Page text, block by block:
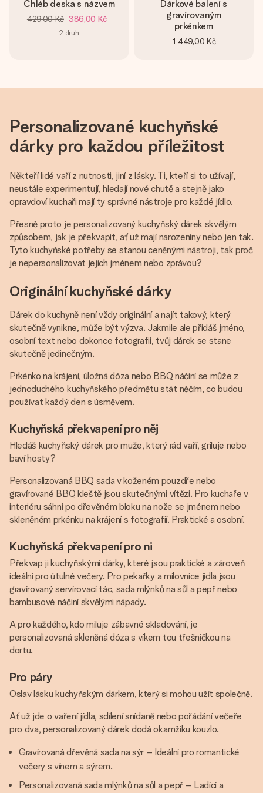
Chléb deska s názvem
429,00 Kč 386,00 Kč
2 druh
Dárkové balení s
gravírovaným
prkénkem
1 449,00 Kč
Personalizované kuchyňské
dárky pro každou příležitost
Někteří lidé vaří z nutnosti, jiní z lásky. Ti, kteří si to užívají,
neustále experimentují, hledají nové chutě a stejně jako
opravdoví kuchaři mají ty správné nástroje pro každé jídlo.
Přesně proto je personalizovaný kuchyňský dárek skvělým
způsobem, jak je překvapit, ať už mají narozeniny nebo jen tak.
Tyto kuchyňské potřeby se stanou ceněnými nástroji, tak proč
je nepersonalizovat jejich jménem nebo zprávou?
Originální kuchyňské dárky
Dárek do kuchyně není vždy originální a najít takový, který
skutečně vynikne, může být výzva. Jakmile ale přidáš jméno,
osobní text nebo dokonce fotografii, tvůj dárek se stane
skutečně jedinečným.
Prkénko na krájení, úložná dóza nebo BBQ náčiní se může z
jednoduchého kuchyňského předmětu stát něčím, co budou
používat každý den s úsměvem.
Kuchyňská překvapení pro něj
Hledáš kuchyňský dárek pro muže, který rád vaří, griluje nebo
baví hosty?
Personalizovaná BBQ sada v koženém pouzdře nebo
gravírované BBQ kleště jsou skutečnými vítězi. Pro kuchaře v
interiéru sáhni po dřevěném bloku na nože se jménem nebo
skleněném prkénku na krájení s fotografií. Praktické a osobní.
Kuchyňská překvapení pro ni
Překvap ji kuchyňskými dárky, které jsou praktické a zároveň
ideální pro útulné večery. Pro pekařky a milovnice jídla jsou
gravírovaný servírovací tác, sada mlýnků na sůl a pepř nebo
bambusové náčiní skvělými nápady.
A pro každého, kdo miluje zábavné skladování, je
personalizovaná skleněná dóza s víkem tou třešničkou na
dortu.
Pro páry
Oslav lásku kuchyňským dárkem, který si mohou užít společně.
Ať už jde o vaření jídla, sdílení snídaně nebo pořádání večeře
pro dva, personalizovaný dárek dodá okamžiku kouzlo.
Gravírovaná dřevěná sada na sýr – Ideální pro romantické
večery s vínem a sýrem.
Personalizovaná sada mlýnků na sůl a pepř – Ladící a